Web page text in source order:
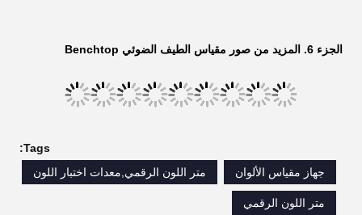
الجزء 4. هيكل مقياس الطيف الضوئي فوق المنضدة